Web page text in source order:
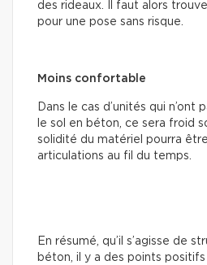
des rideaux. Il faut alors
pour une pose sans risque.
Moins confortable
Dans le cas d’unités qui
le sol en béton, ce sera froid
solidité du matériel pourra
articulations au fil du temps.
En résumé, qu’il s’agisse de
béton, il y a des points